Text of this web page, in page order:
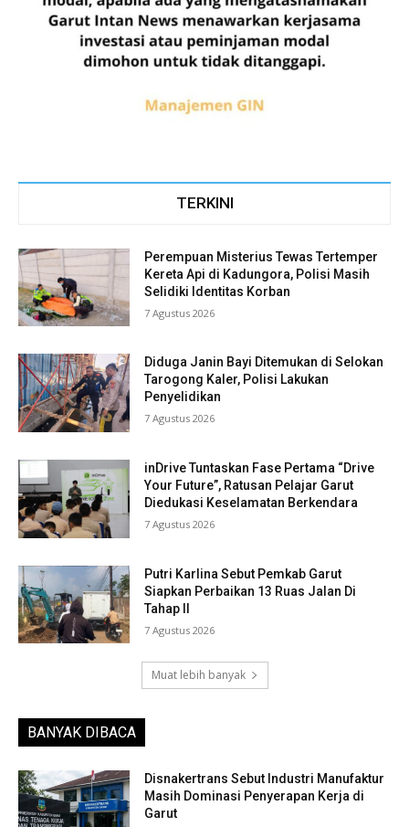
TERKINI
Perempuan Misterius Tewas Tertemper
Kereta Api di Kadungora, Polisi Masih
Selidiki Identitas Korban
7 Agustus 2026
Diduga Janin Bayi Ditemukan di Selokan
Tarogong Kaler, Polisi Lakukan
Penyelidikan
7 Agustus 2026
inDrive Tuntaskan Fase Pertama “Drive
Your Future”, Ratusan Pelajar Garut
Diedukasi Keselamatan Berkendara
7 Agustus 2026
Putri Karlina Sebut Pemkab Garut
Siapkan Perbaikan 13 Ruas Jalan Di
Tahap II
7 Agustus 2026
Muat lebih banyak
BANYAK DIBACA
Disnakertrans Sebut Industri Manufaktur
Masih Dominasi Penyerapan Kerja di
Garut